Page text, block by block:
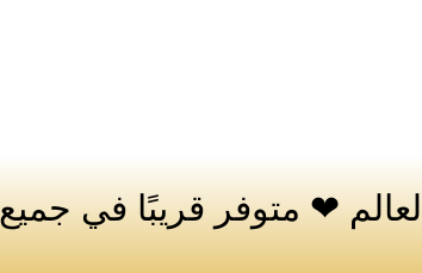
❤ متوفر قريبًا في جميع